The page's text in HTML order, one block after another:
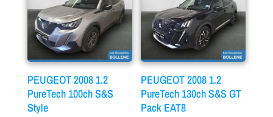
PEUGEOT 2008 1.2
PureTech 100ch S&S
Style
PEUGEOT 2008 1.2
PureTech 130ch S&S GT
Pack EAT8